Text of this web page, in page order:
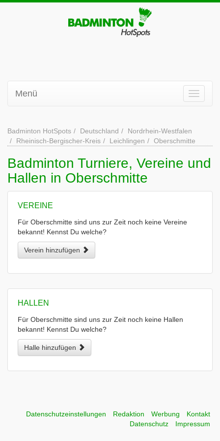
Menü
Badminton HotSpots Deutschland
Nordrhein-Westfalen
Rheinisch-Bergischer-Kreis
Leichlingen Oberschmitte
Badminton Turniere, Vereine und
Hallen in Oberschmitte
VEREINE
Für Oberschmitte sind uns zur Zeit noch keine Vereine
bekannt! Kennst Du welche?
Verein hinzufügen
HALLEN
Für Oberschmitte sind uns zur Zeit noch keine Hallen
bekannt! Kennst Du welche?
Halle hinzufügen
Datenschutzeinstellungen Redaktion Werbung
Kontakt
Datenschutz
Impressum